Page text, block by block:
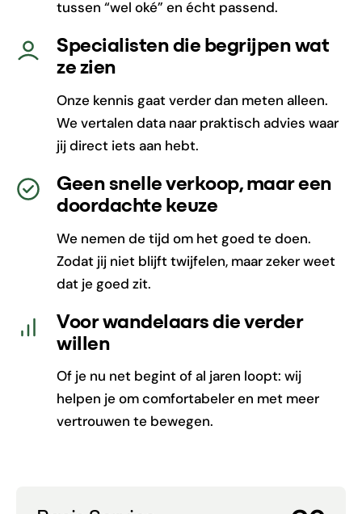
tussen “wel oké” en écht passend.
Specialisten die begrijpen wat
ze zien
Onze kennis gaat verder dan meten alleen.
We vertalen data naar praktisch advies waar
jij direct iets aan hebt.
Geen snelle verkoop, maar een
doordachte keuze
We nemen de tijd om het goed te doen.
Zodat jij niet blijft twijfelen, maar zeker weet
dat je goed zit.
Voor wandelaars die verder
willen
Of je nu net begint of al jaren loopt: wij
helpen je om comfortabeler en met meer
vertrouwen te bewegen.